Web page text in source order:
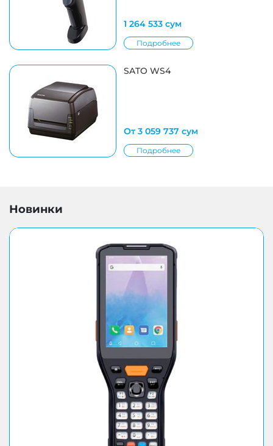
1 264 533 сум
Подробнее
SATO WS4
От 3 059 737 сум
Подробнее
Новинки